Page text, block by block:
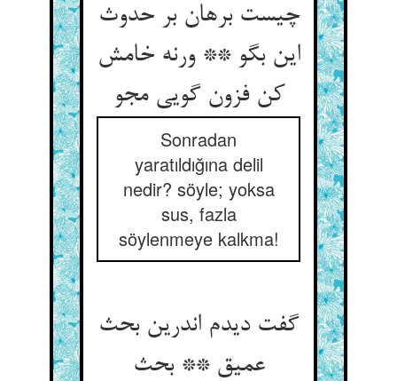
چیست برهان بر حدوث
این بگو ** ورنه خامش
کن فزون گویی مجو
Sonradan
yaratıldığına delil
nedir? söyle; yoksa
sus, fazla
söylenmeye kalkma!
گفت دیدم اندرین بحث
عمیق ** بحث